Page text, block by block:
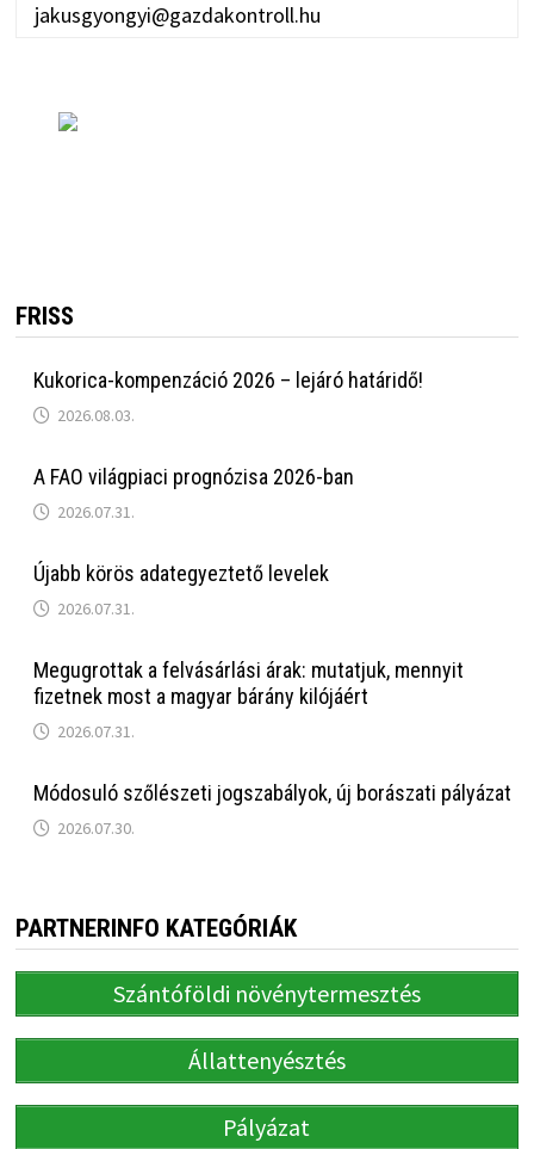
jakusgyongyi@gazdakontroll.hu
FRISS
Kukorica-kompenzáció 2026 – lejáró határidő!
2026.08.03.
A FAO világpiaci prognózisa 2026-ban
2026.07.31.
Újabb körös adategyeztető levelek
2026.07.31.
Megugrottak a felvásárlási árak: mutatjuk, mennyit
fizetnek most a magyar bárány kilójáért
2026.07.31.
Módosuló szőlészeti jogszabályok, új borászati pályázat
2026.07.30.
PARTNERINFO KATEGÓRIÁK
Szántóföldi növénytermesztés
Állattenyésztés
Pályázat